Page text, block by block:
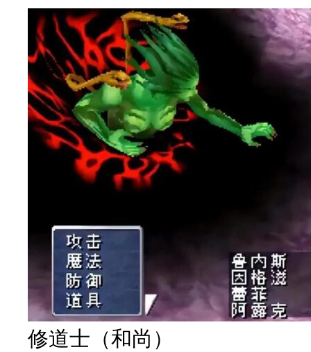
修道士（和尚）